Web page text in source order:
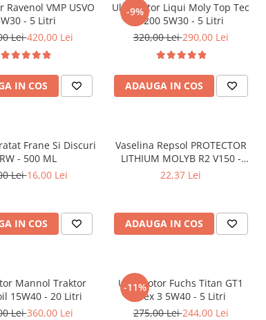
Ravenol VMP USVO
- 5 Litri
Lei420,00 Lei
IN COS
-9%
Ulei motor Liqui Moly Top Tec
4200 5W30 - 5 Litri
320,00 Lei290,00 Lei
ADAUGA IN COS
Frane Si Discuri
- 500 ML
Lei16,00 Lei
IN COS
Vaselina Repsol PROTECTOR
LITHIUM MOLYB R2 V150 -
400g
22,37 Lei
ADAUGA IN COS
Mannol Traktor
15W40 - 20 Litri
Lei360,00 Lei
-11%
Ulei motor Fuchs Titan GT1
Flex 3 5W40 - 5 Litri
275,00 Lei244,00 Lei